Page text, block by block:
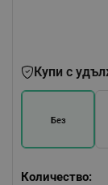
Купи с
Без
Количество: